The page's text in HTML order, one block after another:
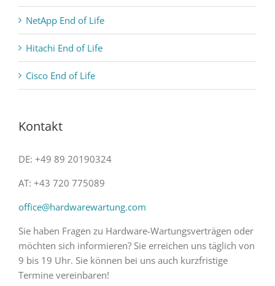
NetApp End of Life
Hitachi End of Life
Cisco End of Life
Kontakt
DE: +49 89 20190324
AT: +43 720 775089
office@hardwarewartung.com
Sie haben Fragen zu Hardware-Wartungsverträgen oder
möchten sich informieren? Sie erreichen uns täglich von
9 bis 19 Uhr. Sie können bei uns auch kurzfristige
Termine vereinbaren!